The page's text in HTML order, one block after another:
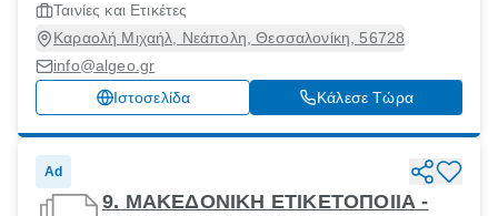
Ταινίες και Ετικέτες
Καραολή Μιχαήλ, Νεάπολη, Θεσσαλονίκη, 56728
info@algeo.gr
Ιστοσελίδα
Κάλεσε Τώρα
Ad
9. ΜΑΚΕΔΟΝΙΚΗ ΕΤΙΚΕΤΟΠΟΙΙΑ -